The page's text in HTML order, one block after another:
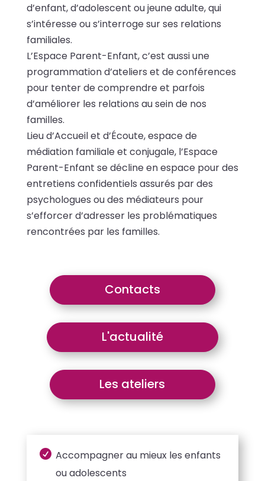
d’enfant, d’adolescent ou jeune adulte, qui
s’intéresse ou s’interroge sur ses relations
familiales.
L’Espace Parent-Enfant, c’est aussi une
programmation d’ateliers et de conférences
pour tenter de comprendre et parfois
d’améliorer les relations au sein de nos
familles.
Lieu d’Accueil et d’Écoute, espace de
médiation familiale et conjugale, l’Espace
Parent-Enfant se décline en espace pour des
entretiens confidentiels assurés par des
psychologues ou des médiateurs pour
s’efforcer d’adresser les problématiques
rencontrées par les familles.
Contacts
L'actualité
Les ateliers
 Accompagner au mieux les enfants
ou adolescents